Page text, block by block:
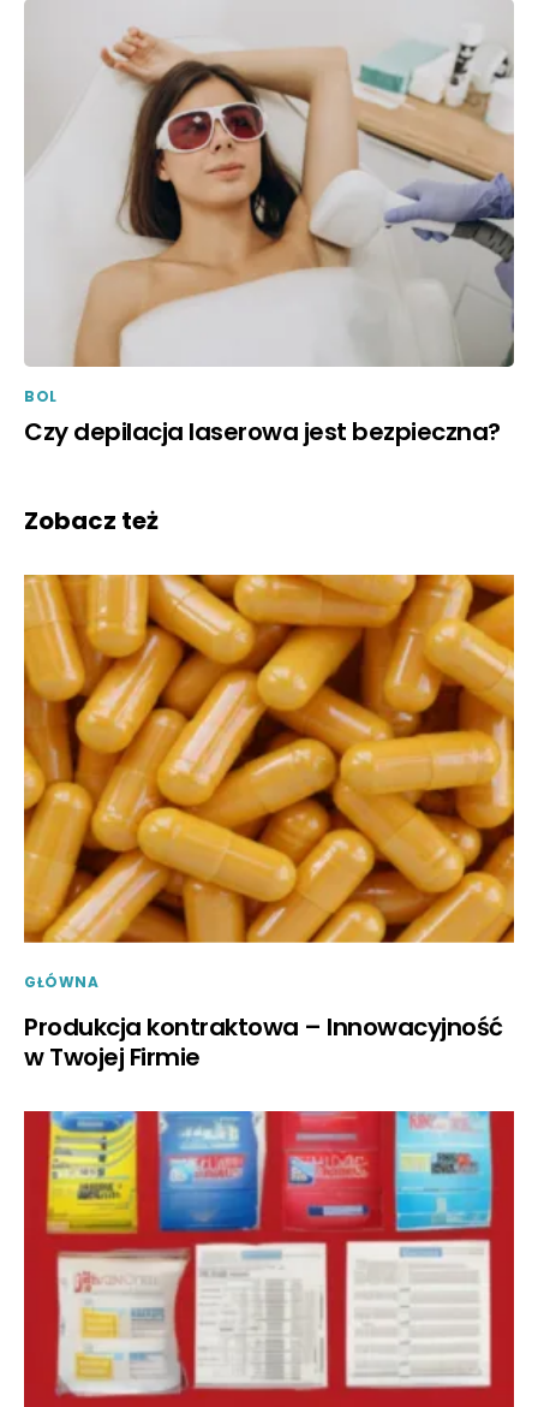
BOL
Czy depilacja laserowa jest bezpieczna?
Zobacz też
GŁÓWNA
Produkcja kontraktowa – Innowacyjność
w Twojej Firmie